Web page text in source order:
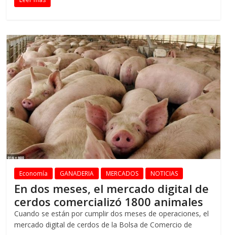
Economía GANADERIA MERCADOS NOTICIAS
En dos meses, el mercado digital de
cerdos comercializó 1800 animales
Cuando se están por cumplir dos meses de operaciones, el
mercado digital de cerdos de la Bolsa de Comercio de